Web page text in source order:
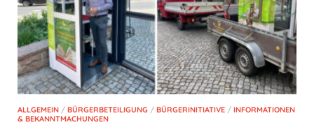
ALLGEMEIN / BÜRGERBETEILIGUNG / BÜRGERINITIATIVE / INFORMATIONEN
& BEKANNTMACHUNGEN